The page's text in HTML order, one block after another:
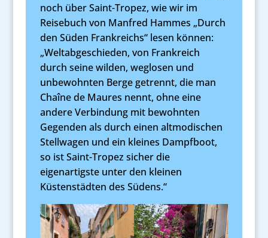
noch über Saint-Tropez, wie wir im
Reisebuch von Manfred Hammes „Durch
den Süden Frankreichs“ lesen können:
„Weltabgeschieden, von Frankreich
durch seine wilden, weglosen und
unbewohnten Berge getrennt, die man
Chaîne de Maures nennt, ohne eine
andere Verbindung mit bewohnten
Gegenden als durch einen altmodischen
Stellwagen und ein kleines Dampfboot,
so ist Saint-Tropez sicher die
eigenartigste unter den kleinen
Küstenstädten des Südens.“